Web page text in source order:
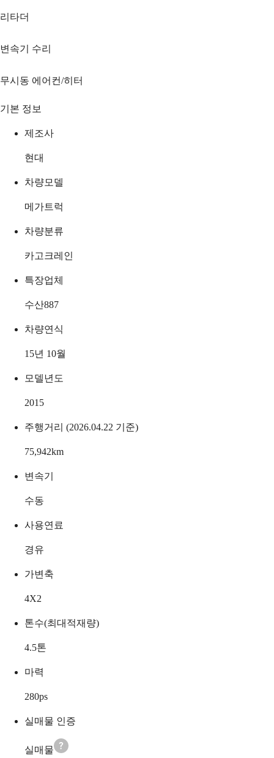
리타더
변속기 수리
무시동 에어컨/히터
기본 정보
제조사
현대
차량모델
메가트럭
차량분류
카고크레인
특장업체
수산887
차량연식
15년 10월
모델년도
2015
주행거리 (2026.04.22 기준)
75,942km
변속기
수동
사용연료
경유
가변축
4X2
톤수(최대적재량)
4.5톤
마력
280ps
실매물 인증
실매물